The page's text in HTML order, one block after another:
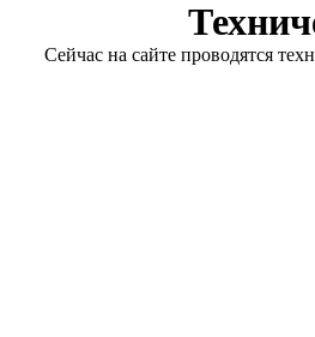
Сейчас на сайте проводятся